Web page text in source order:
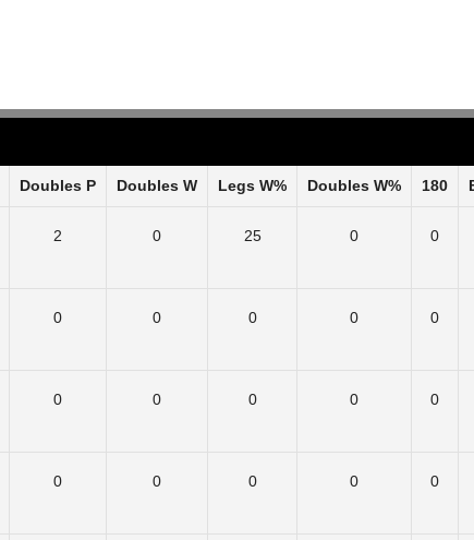
Doubles P Doubles W Legs W% Doubles W% 180
2 0 25 0 0
0 0 0 0 0
0 0 0 0 0
0 0 0 0 0